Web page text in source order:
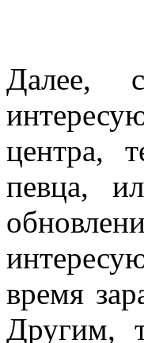
Далее,
центра,
певца,
время
Другим,